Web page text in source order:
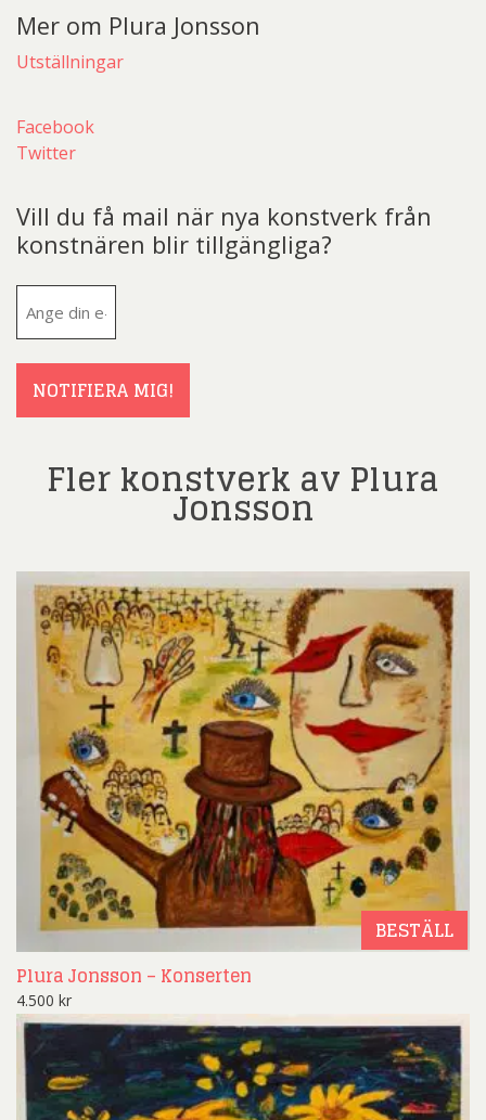
Mer om Plura Jonsson
Utställningar
Facebook
Twitter
Vill du få mail när nya konstverk från
konstnären blir tillgängliga?
NOTIFIERA MIG!
Fler konstverk av Plura
Jonsson
BESTÄLL
Plura Jonsson – Konserten
4.500 kr